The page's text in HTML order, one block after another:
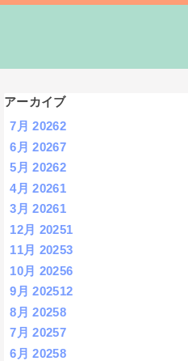
アーカイブ
7月 20262
6月 20267
5月 20262
4月 20261
3月 20261
12月 20251
11月 20253
10月 20256
9月 202512
8月 20258
7月 20257
6月 20258